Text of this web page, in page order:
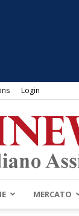
Login
Assinews.it
MERCATO